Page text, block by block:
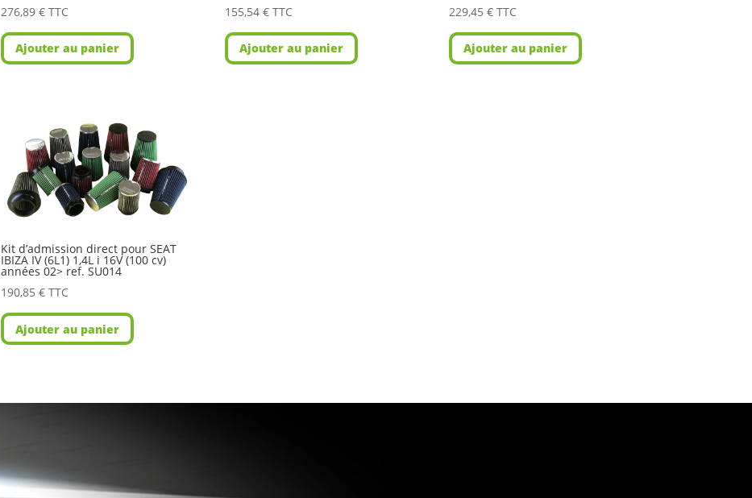
276,89€ TTC
Ajouter au panier
155,54€ TTC
Ajouter au panier
229,45€ TTC
Ajouter au panier
Kit d’admission direct pour SEAT
IBIZA IV (6L1) 1,4L i 16V (100 cv)
années 02> ref. SU014
190,85€ TTC
Ajouter au panier